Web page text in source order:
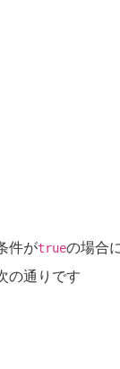
件がtrueの場合
の通りです